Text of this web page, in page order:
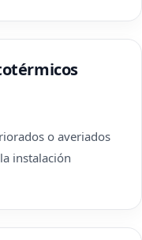
o averiados
instalación